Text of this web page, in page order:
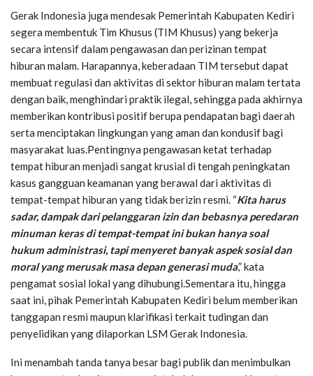
Gerak Indonesia juga mendesak Pemerintah Kabupaten Kediri
segera membentuk Tim Khusus (TIM Khusus) yang bekerja
secara intensif dalam pengawasan dan perizinan tempat
hiburan malam. Harapannya, keberadaan TIM tersebut dapat
membuat regulasi dan aktivitas di sektor hiburan malam tertata
dengan baik, menghindari praktik ilegal, sehingga pada akhirnya
memberikan kontribusi positif berupa pendapatan bagi daerah
serta menciptakan lingkungan yang aman dan kondusif bagi
masyarakat luas.Pentingnya pengawasan ketat terhadap
tempat hiburan menjadi sangat krusial di tengah peningkatan
kasus gangguan keamanan yang berawal dari aktivitas di
tempat-tempat hiburan yang tidak berizin resmi. “Kita harus
sadar, dampak dari pelanggaran izin dan bebasnya peredaran
minuman keras di tempat-tempat ini bukan hanya soal
hukum administrasi, tapi menyeret banyak aspek sosial dan
moral yang merusak masa depan generasi muda,” kata
pengamat sosial lokal yang dihubungi.Sementara itu, hingga
saat ini, pihak Pemerintah Kabupaten Kediri belum memberikan
tanggapan resmi maupun klarifikasi terkait tudingan dan
penyelidikan yang dilaporkan LSM Gerak Indonesia.
Ini menambah tanda tanya besar bagi publik dan menimbulkan